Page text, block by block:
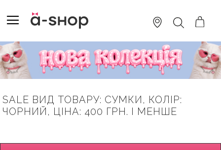
TO
CONTENT
ПОШУК
SALE ВИД ТОВАРУ: СУМКИ, КОЛІР:
ЧОРНИЙ, ЦІНА: 400 ГРН. І МЕНШЕ